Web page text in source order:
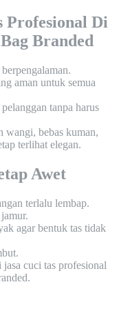
Profesional Di
Branded
aman untuk semua
tanpa harus
wangi, bebas kuman,
terlihat elegan.
Awet
terlalu lembap.
agar bentuk tas tidak
cuci tas profesional